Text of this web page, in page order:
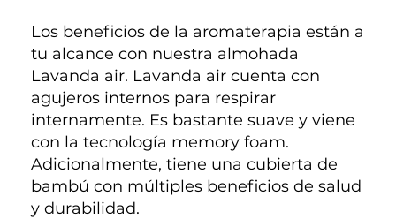
Los beneficios de la aromaterapia están a
tu alcance con nuestra almohada
Lavanda air. Lavanda air cuenta con
agujeros internos para respirar
internamente. Es bastante suave y viene
con la tecnología memory foam.
Adicionalmente, tiene una cubierta de
bambú con múltiples beneficios de salud
y durabilidad.